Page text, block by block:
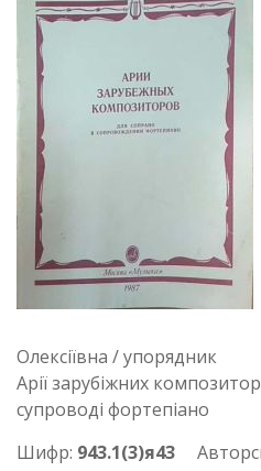
Олексіївна / упорядник
Арії зарубіжних
супроводі фортепіано
Шифр: 943.1(3)я43